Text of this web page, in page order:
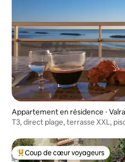
Appartement en résidence ⋅
T3, direct plage, terrasse XXL,
Coups de cœur voyageurs les
Coup de cœur voyageurs